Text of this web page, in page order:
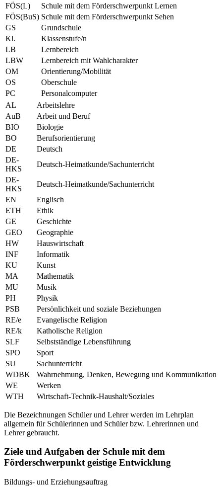
FÖS(L)
Schule mit dem Förderschwerpunkt Lernen
FÖS(BuS) Schule mit dem Förderschwerpunkt Sehen
GS
Grundschule
Kl.
Klassenstufe/n
LB
Lernbereich
LBW
Lernbereich mit Wahlcharakter
OM
Orientierung/Mobilität
OS
Oberschule
PC
Personalcomputer
AL
Arbeitslehre
AuB
Arbeit und Beruf
BIO
Biologie
BO
Berufsorientierung
DE
Deutsch
DE-
HKS
Deutsch-Heimatkunde/Sachunterricht
DE-
HKS
Deutsch-Heimatkunde/Sachunterricht
EN
Englisch
ETH
Ethik
GE
Geschichte
GEO
Geographie
HW
Hauswirtschaft
INF
Informatik
KU
Kunst
MA
Mathematik
MU
Musik
PH
Physik
PSB
Persönlichkeit und soziale Beziehungen
RE/e
Evangelische Religion
RE/k
Katholische Religion
SLF
Selbstständige Lebensführung
SPO
Sport
SU
Sachunterricht
WDBK
Wahrnehmung, Denken, Bewegung und Kommunikation
WE
Werken
WTH
Wirtschaft-Technik-Haushalt/Soziales
Die Bezeichnungen Schüler und Lehrer werden im Lehrplan
allgemein für Schülerinnen und Schüler bzw. Lehrerinnen und
Lehrer gebraucht.
Ziele und Aufgaben der Schule mit dem
Förderschwerpunkt geistige Entwicklung
Bildungs- und Erziehungsauftrag